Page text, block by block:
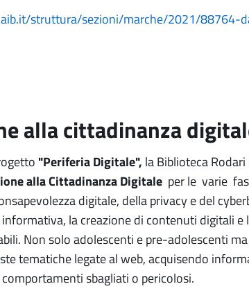
struttura/sezioni/marche/2021/88764-
alla cittadinanza
"Periferia Digitale", la Biblioteca
alla Cittadinanza Digitale per le varie
digitale, della privacy e del
informativa, la creazione di contenuti digitali e
Non solo adolescenti e pre-adolescenti
tematiche legate al web, acquisendo
sbagliati o pericolosi.